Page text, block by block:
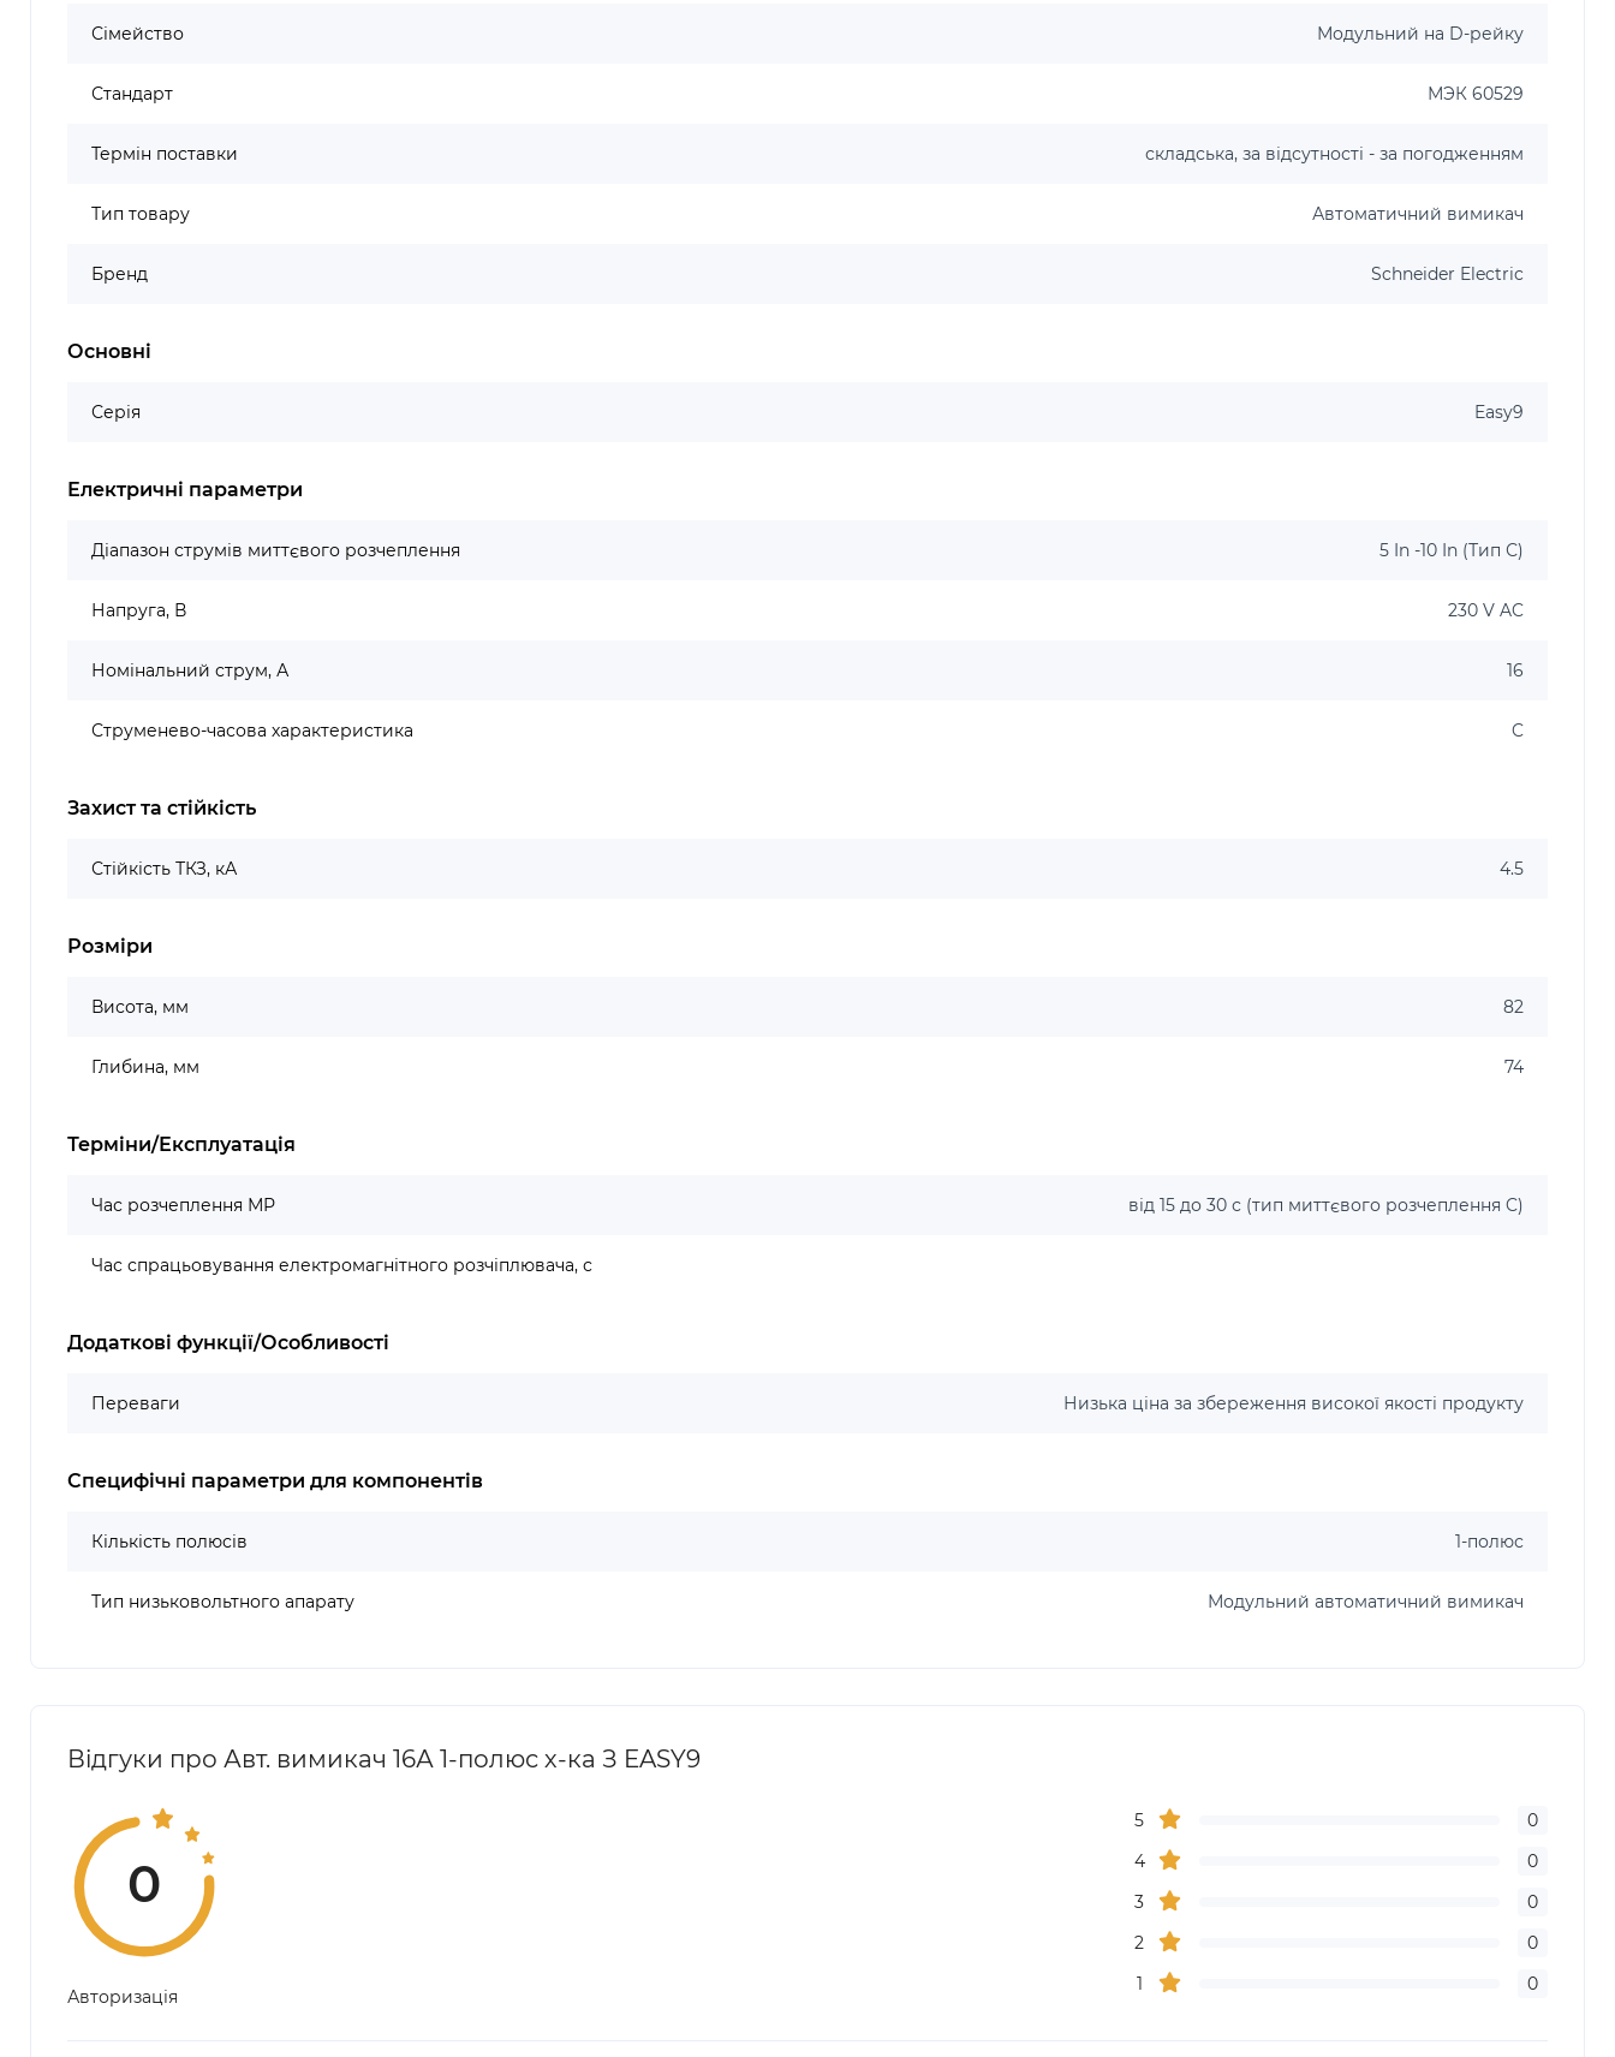
Сімейство Модульний на D-рейку
Стандарт МЭК 60529
Термін поставки складська, за відсутності - за погодженням
Тип товару Автоматичний вимикач
Бренд Schneider Electric
Основні
Серія Easy9
Електричні параметри
Діапазон струмів миттєвого розчеплення 5 In -10 In (Тип С)
Напруга, В 230 V AC
Номінальний струм, А 16
Струменево-часова характеристика C
Захист та стійкість
Стійкість ТКЗ, кА 4.5
Розміри
Висота, мм 82
Глибина, мм 74
Терміни/Експлуатація
Час розчеплення МР від 15 до 30 с (тип миттєвого розчеплення C)
Час спрацьовування електромагнітного розчіплювача, с
Додаткові функції/Особливості
Переваги Низька ціна за збереження високої якості продукту
Специфічні параметри для компонентів
Кількість полюсів 1-полюс
Тип низьковольтного апарату Модульний автоматичний вимикач
Відгуки про Авт. вимикач 16А 1-полюс х-ка З EASY9
0
Авторизація
5
0
4
0
3
0
2
0
1
0